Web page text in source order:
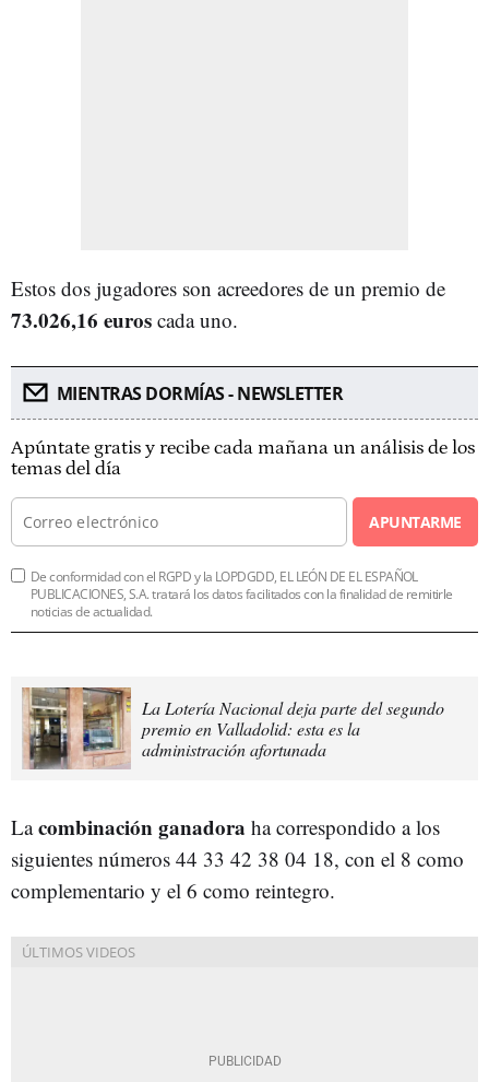
Estos dos jugadores son acreedores de un premio de
73.026,16 euros cada uno.
MIENTRAS DORMÍAS - NEWSLETTER
Apúntate gratis y recibe cada mañana un análisis de los
temas del día
APUNTARME
De conformidad con el RGPD y la LOPDGDD, EL LEÓN DE EL ESPAÑOL
PUBLICACIONES, S.A. tratará los datos facilitados con la finalidad de remitirle
noticias de actualidad.
La Lotería Nacional deja parte del segundo
premio en Valladolid: esta es la
administración afortunada
Lacombinación ganadora ha correspondido a los
siguientes números 44 33 42 38 04 18, con el 8 como
complementario y el 6 como reintegro.